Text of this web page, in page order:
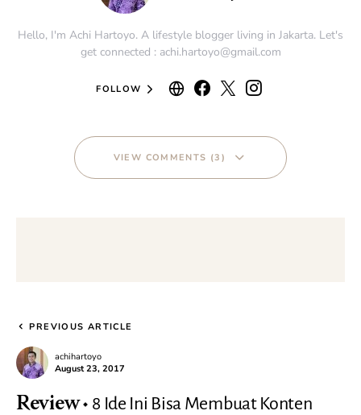
Hello, I'm Achi Hartoyo. A lifestyle blogger living in Jakarta. Let's
get connected : achi.hartoyo@gmail.com
FOLLOW
VIEW COMMENTS (3)
PREVIOUS ARTICLE
achihartoyo
August 23, 2017
Review
8 Ide Ini Bisa Membuat Konten